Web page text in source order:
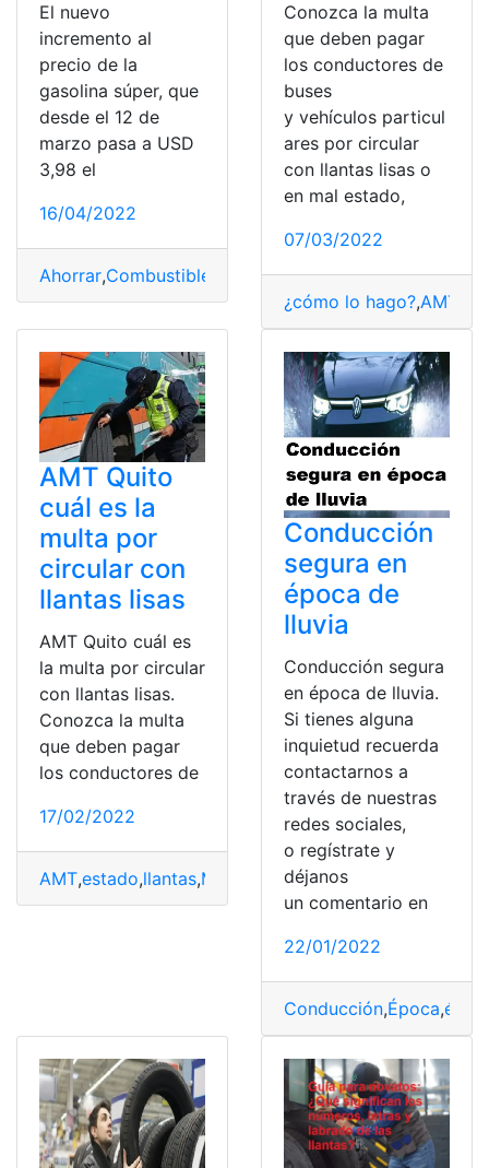
El nuevo
incremento al
precio de la
gasolina súper, que
desde el 12 de
marzo pasa a USD
3,98 el
16/04/2022
Ahorrar,Combustibles Gasolina,llantas,trucos
Conozca la multa
que deben pagar
los conductores de
buses
y vehículos particul
ares por circular
con llantas lisas o
en mal estado,
07/03/2022
¿cómo lo hago?,AMT
AMT Quito
cuál es la
multa por
circular con
llantas lisas
AMT Quito cuál es
la multa por circular
con llantas lisas.
Conozca la multa
que deben pagar
los conductores de
17/02/2022
AMT,estado,llantas,Multas Vehículo
Conducción
segura en
época de
lluvia
Conducción segura
en época de lluvia.
Si tienes alguna
inquietud recuerda
contactarnos a
través de nuestras
redes sociales,
o regístrate y
déjanos
un comentario en
22/01/2022
Conducción,Época,